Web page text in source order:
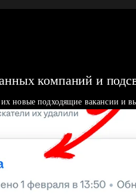
компаний и
новые подходящие вакансии и